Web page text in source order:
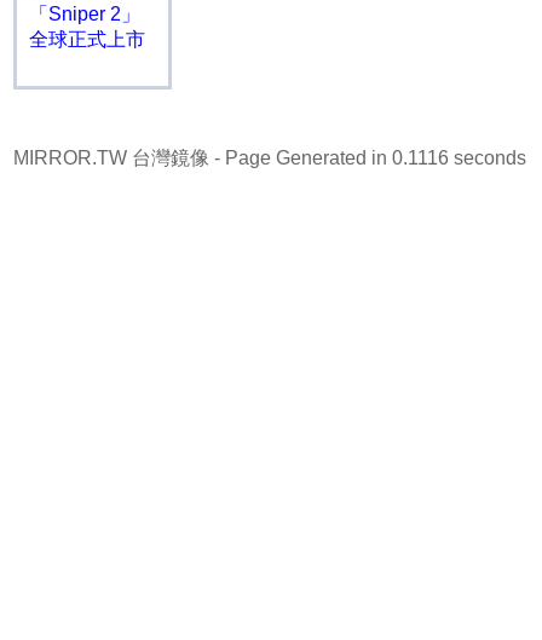
「Sniper 2」
全球正式上市
MIRROR.TW 台灣鏡像 - Page Generated in 0.1116 seconds